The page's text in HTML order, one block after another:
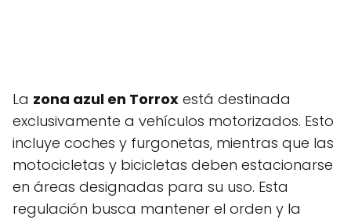
La zona azul en Torrox está destinada
exclusivamente a vehículos motorizados. Esto
incluye coches y furgonetas, mientras que las
motocicletas y bicicletas deben estacionarse
en áreas designadas para su uso. Esta
regulación busca mantener el orden y la